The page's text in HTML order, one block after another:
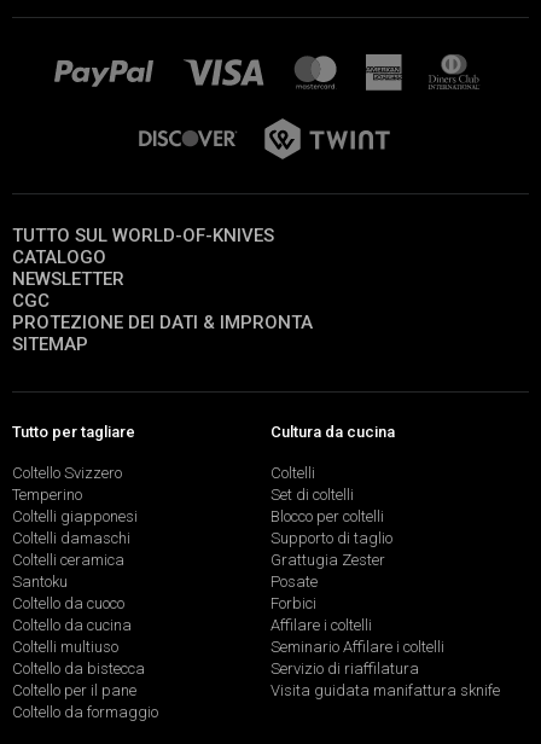
TUTTO SUL WORLD-OF-KNIVES
CATALOGO
NEWSLETTER
CGC
PROTEZIONE DEI DATI & IMPRONTA
SITEMAP
Tutto per tagliare
Coltello Svizzero
Temperino
Coltelli giapponesi
Coltelli damaschi
Coltelli ceramica
Santoku
Coltello da cuoco
Coltello da cucina
Coltelli multiuso
Coltello da bistecca
Coltello per il pane
Coltello da formaggio
Cultura da cucina
Coltelli
Set di coltelli
Blocco per coltelli
Supporto di taglio
Grattugia Zester
Posate
Forbici
Affilare i coltelli
Seminario Affilare i coltelli
Servizio di riaffilatura
Visita guidata manifattura sknife